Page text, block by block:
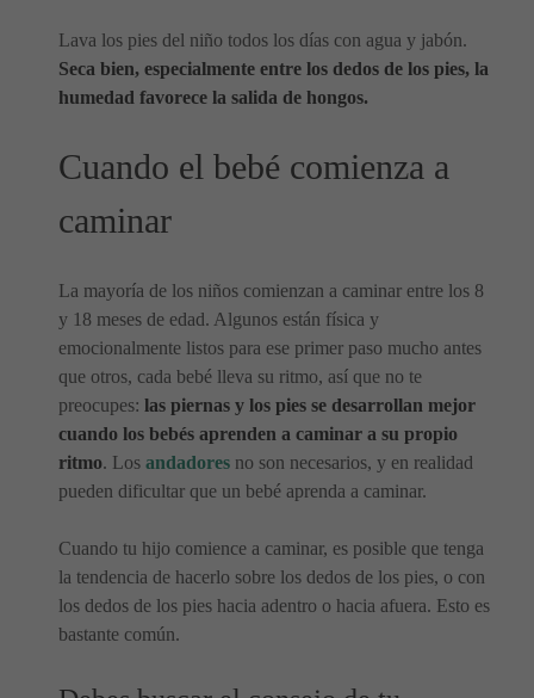
Lava los pies del niño todos los días con agua y jabón.
Seca bien, especialmente entre los dedos de los pies, la
humedad favorece la salida de hongos.
Cuando el bebé comienza a
caminar
La mayoría de los niños comienzan a caminar entre los 8
y 18 meses de edad. Algunos están física y
emocionalmente listos para ese primer paso mucho antes
que otros, cada bebé lleva su ritmo, así que no te
preocupes: las piernas y los pies se desarrollan mejor
cuando los bebés aprenden a caminar a su propio
ritmo. Los andadores no son necesarios, y en realidad
pueden dificultar que un bebé aprenda a caminar.
Cuando tu hijo comience a caminar, es posible que tenga
la tendencia de hacerlo sobre los dedos de los pies, o con
los dedos de los pies hacia adentro o hacia afuera. Esto es
bastante común.